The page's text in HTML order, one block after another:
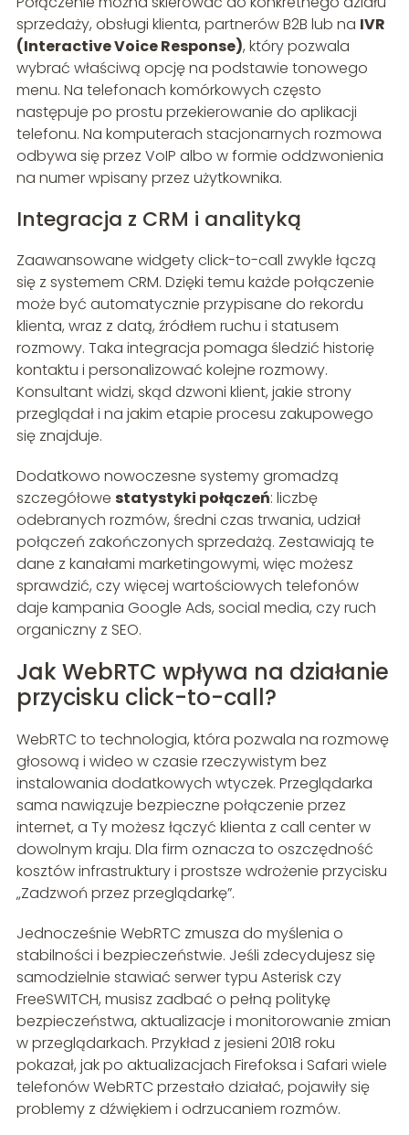
sprzedaży, obsługi klienta, partnerów B2B lub na IVR
(Interactive Voice Response), który pozwala
wybrać właściwą opcję na podstawie tonowego
menu. Na telefonach komórkowych często
następuje po prostu przekierowanie do aplikacji
telefonu. Na komputerach stacjonarnych rozmowa
odbywa się przez VoIP albo w formie oddzwonienia
na numer wpisany przez użytkownika.
Integracja z CRM i analityką
Zaawansowane widgety click-to-call zwykle łączą
się z systemem CRM. Dzięki temu każde połączenie
może być automatycznie przypisane do rekordu
klienta, wraz z datą, źródłem ruchu i statusem
rozmowy. Taka integracja pomaga śledzić historię
kontaktu i personalizować kolejne rozmowy.
Konsultant widzi, skąd dzwoni klient, jakie strony
przeglądał i na jakim etapie procesu zakupowego
się znajduje.
Dodatkowo nowoczesne systemy gromadzą
szczegółowe statystyki połączeń: liczbę
odebranych rozmów, średni czas trwania, udział
połączeń zakończonych sprzedażą. Zestawiają te
dane z kanałami marketingowymi, więc możesz
sprawdzić, czy więcej wartościowych telefonów
daje kampania Google Ads, social media, czy ruch
organiczny z SEO.
Jak WebRTC wpływa na działanie
przycisku click-to-call?
WebRTC to technologia, która pozwala na rozmowę
głosową i wideo w czasie rzeczywistym bez
instalowania dodatkowych wtyczek. Przeglądarka
sama nawiązuje bezpieczne połączenie przez
internet, a Ty możesz łączyć klienta z call center w
dowolnym kraju. Dla firm oznacza to oszczędność
kosztów infrastruktury i prostsze wdrożenie przycisku
„Zadzwoń przez przeglądarkę”.
Jednocześnie WebRTC zmusza do myślenia o
stabilności i bezpieczeństwie. Jeśli zdecydujesz się
samodzielnie stawiać serwer typu Asterisk czy
FreeSWITCH, musisz zadbać o pełną politykę
bezpieczeństwa, aktualizacje i monitorowanie zmian
w przeglądarkach. Przykład z jesieni 2018 roku
pokazał, jak po aktualizacjach Firefoksa i Safari wiele
telefonów WebRTC przestało działać, pojawiły się
problemy z dźwiękiem i odrzucaniem rozmów.